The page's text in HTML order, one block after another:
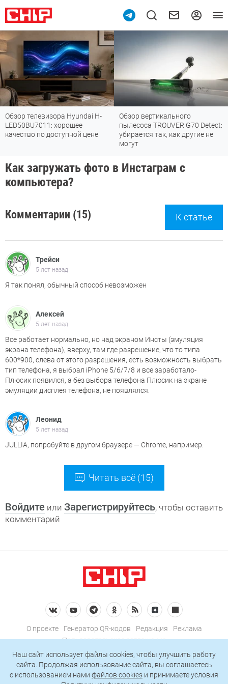
Hyundai H-
хорошее
доступной цене
Обзор вертикального
пылесоса TROUVER G70 Detect:
убирается так, как другие не
Fi 7: все
стандарта
Как загружать фото в Инстаграм с
компьютера?
Комментарии (15) К статье
Трейси
5 лет назад
Я так понял, обычный способ невозможен
Алексей
5 лет назад
Все работает нормально, но над экраном Инсты (эмуляция
экрана телефона), вверху, там где разрешение, что то типа
600*900, слева от этого разрешения, есть возможность выбрать
тип телефона, я выбрал iPhone 5/6/7/8 и все заработало-
Плюсик появился, а без выбора телефона Плюсик на экране
эмуляции дисплея телефона, не появлялся.
Леонид
5 лет назад
JULLIA, попробуйте в другом браузере — Chrome, например.
Читать всё (15)
Войдите или Зарегистрируйтесь, чтобы оставить
комментарий
О проекте Генератор QR-кодов Редакция
Реклама
Пользовательское соглашение
Политика конфиденциальности
Подписаться на рассылку
Наш сайт использует файлы cookies, чтобы улучшить работу
сайта. Продолжая использование сайта, вы соглашаетесь
c использованием нами файлов cookies и принимаете условия